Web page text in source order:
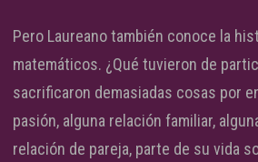
Pero Laureano también conoce la
matemáticos. ¿Qué tuvieron de
sacrificaron demasiadas cosas por
pasión, alguna relación familiar,
relación de pareja, parte de su vida